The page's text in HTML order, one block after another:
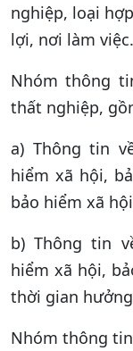
nghiệp, loại
lợi, nơi làm việc.
Nhóm thông
thất nghiệp,
a) Thông tin
hiểm xã hội,
bảo hiểm xã
b) Thông tin
hiểm xã hội,
thời gian
Nhóm thông